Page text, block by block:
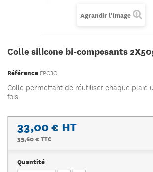
Agrandir l'image
Colle silicone bi-composants
Référence FPCBC
Colle permettant de réutiliser chaque plaie
fois.
33,00 € HT
39,60 € TTC
Quantité